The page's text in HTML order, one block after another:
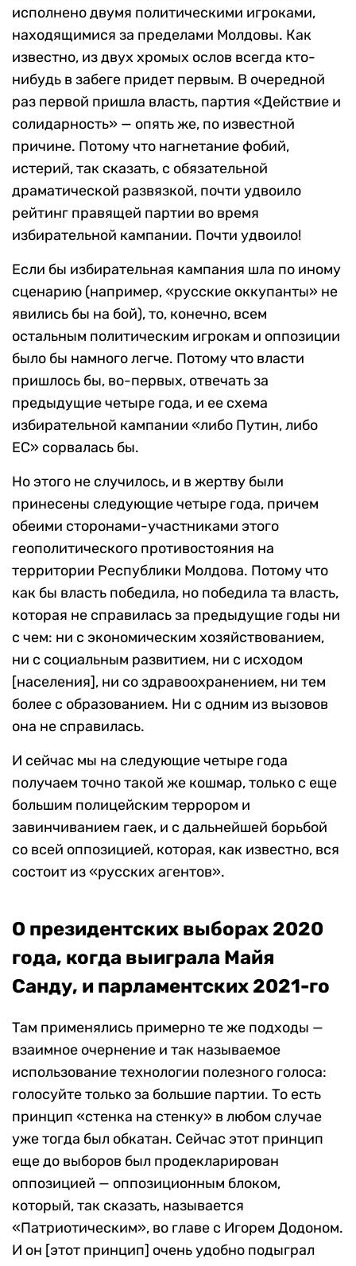
исполнено двумя политическими игроками,
находящимися за пределами Молдовы. Как
известно, из двух хромых ослов всегда кто-
нибудь в забеге придет первым. В очередной
раз первой пришла власть, партия «Действие и
солидарность» — опять же, по известной
причине. Потому что нагнетание фобий,
истерий, так сказать, с обязательной
драматической развязкой, почти удвоило
рейтинг правящей партии во время
избирательной кампании. Почти удвоило!
Если бы избирательная кампания шла по иному
сценарию (например, «русские оккупанты» не
явились бы на бой), то, конечно, всем
остальным политическим игрокам и оппозиции
было бы намного легче. Потому что власти
пришлось бы, во-первых, отвечать за
предыдущие четыре года, и ее схема
избирательной кампании «либо Путин, либо
ЕС» сорвалась бы.
Но этого не случилось, и в жертву были
принесены следующие четыре года, причем
обеими сторонами-участниками этого
геополитического противостояния на
территории Республики Молдова. Потому что
как бы власть победила, но победила та власть,
которая не справилась за предыдущие годы ни
с чем: ни с экономическим хозяйствованием,
ни с социальным развитием, ни с исходом
[населения], ни со здравоохранением, ни тем
более с образованием. Ни с одним из вызовов
она не справилась.
И сейчас мы на следующие четыре года
получаем точно такой же кошмар, только с еще
большим полицейским террором и
завинчиванием гаек, и с дальнейшей борьбой
со всей оппозицией, которая, как известно, вся
состоит из «русских агентов».
О президентских выборах 2020
года, когда выиграла Майя
Санду, и парламентских 2021-го
Там применялись примерно те же подходы —
взаимное очернение и так называемое
использование технологии полезного голоса:
голосуйте только за большие партии. То есть
принцип «стенка на стенку» в любом случае
уже тогда был обкатан. Сейчас этот принцип
еще до выборов был продекларирован
оппозицией — оппозиционным блоком,
который, так сказать, называется
«Патриотическим», во главе с Игорем Додоном.
И он [этот принцип] очень удобно подыграл